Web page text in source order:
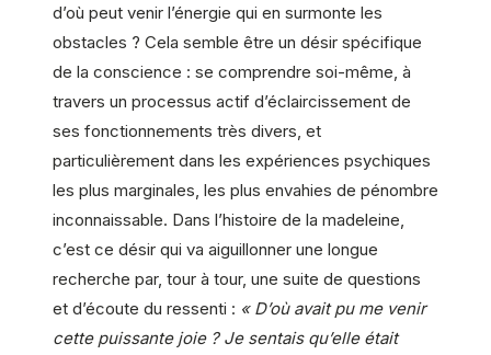
d’où peut venir l’énergie qui en surmonte les
obstacles ? Cela semble être un désir spécifique
de la conscience : se comprendre soi-même, à
travers un processus actif d’éclaircissement de
ses fonctionnements très divers, et
particulièrement dans les expériences psychiques
les plus marginales, les plus envahies de pénombre
inconnaissable. Dans l’histoire de la madeleine,
c’est ce désir qui va aiguillonner une longue
recherche par, tour à tour, une suite de questions
et d’écoute du ressenti : « D’où avait pu me venir
cette puissante joie ? Je sentais qu’elle était